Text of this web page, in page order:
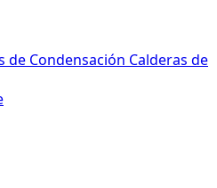
de Condensación Calderas de